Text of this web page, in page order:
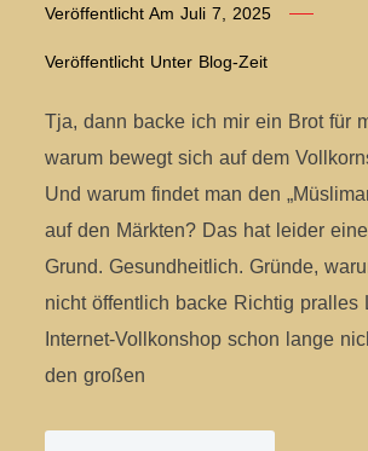
Veröffentlicht AmJuli 7, 2025
Veröffentlicht Unter Blog-Zeit
Tja, dann backe ich mir ein Brot für
warum bewegt sich auf dem
Und warum findet man den
auf den Märkten? Das hat leider
Grund. Gesundheitlich. Gründe,
nicht öffentlich backe Richtig pralles
Internet-Vollkonshop schon lange
den großen